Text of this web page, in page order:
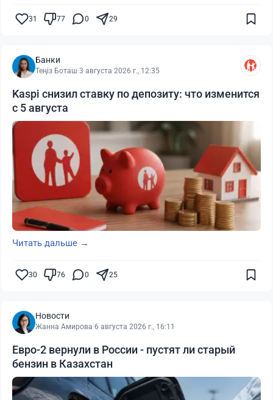
31 77 0 29
Банки
Теңіз Боташ·3 августа 2026 г., 12:35
Kaspi снизил ставку по депозиту: что изменится
с 5 августа
Читать дальше →
30 76 0 25
Новости
Жанна Амирова·6 августа 2026 г., 16:11
Евро-2 вернули в России - пустят ли старый
бензин в Казахстан